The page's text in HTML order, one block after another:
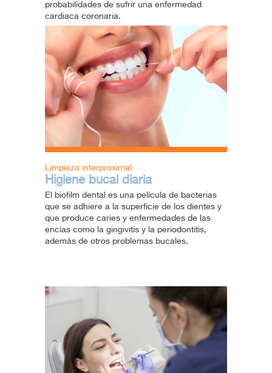
probabilidades de sufrir una enfermedad
cardiaca coronaria.
Limpieza interproximal
Higiene bucal diaria
El biofilm dental es una película de bacterias
que se adhiere a la superficie de los dientes y
que produce caries y enfermedades de las
encías como la gingivitis y la periodontitis,
además de otros problemas bucales.